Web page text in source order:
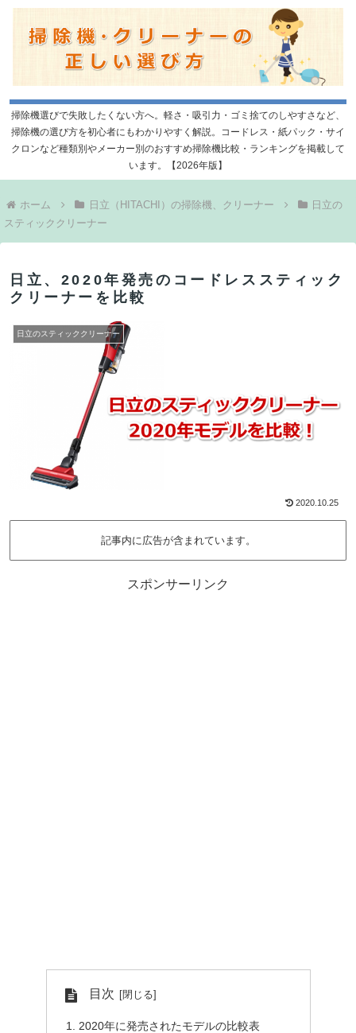
掃除機選びで失敗したくない方へ。軽さ・吸引力・ゴミ捨てのしやすさなど、
掃除機の選び方を初心者にもわかりやすく解説。コードレス・紙パック・サイ
クロンなど種類別やメーカー別のおすすめ掃除機比較・ランキングを掲載して
います。【2026年版】
ホーム 日立（HITACHI）の掃除機、クリーナー
日立の
スティッククリーナー
日立、2020年発売のコードレススティック
クリーナーを比較
日立のスティッククリーナー
2020.10.25
記事内に広告が含まれています。
スポンサーリンク
目次
2020年に発売されたモデルの比較表